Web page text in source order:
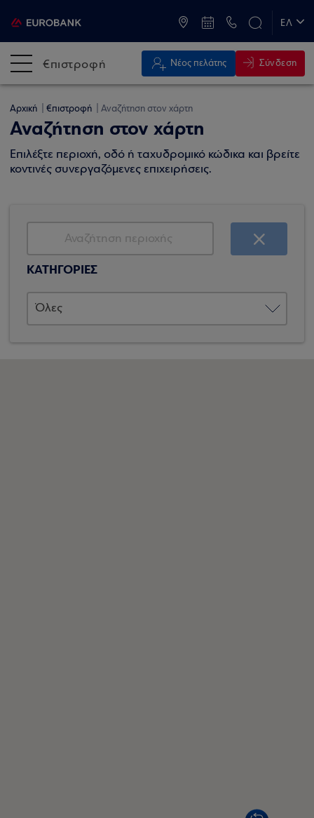
ΕΛ
€πιστροφή Νέος πελάτης Σύνδεση
Αρχική €πιστροφή Αναζήτηση στον χάρτη
Αναζήτηση στον χάρτη
Επιλέξτε περιοχή, οδό ή ταχυδρομικό κώδικα και βρείτε
κοντινές συνεργαζόμενες επιχειρήσεις.
ΚΑΤΗΓΟΡΙΕΣ